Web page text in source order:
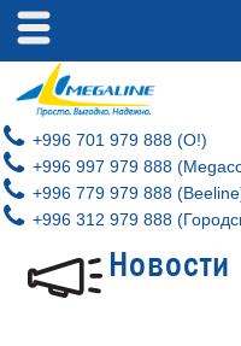
+996 701 979 888 (O!)
+996 997 979 888
+996 779 979 888
+996 312 979 888
Новости